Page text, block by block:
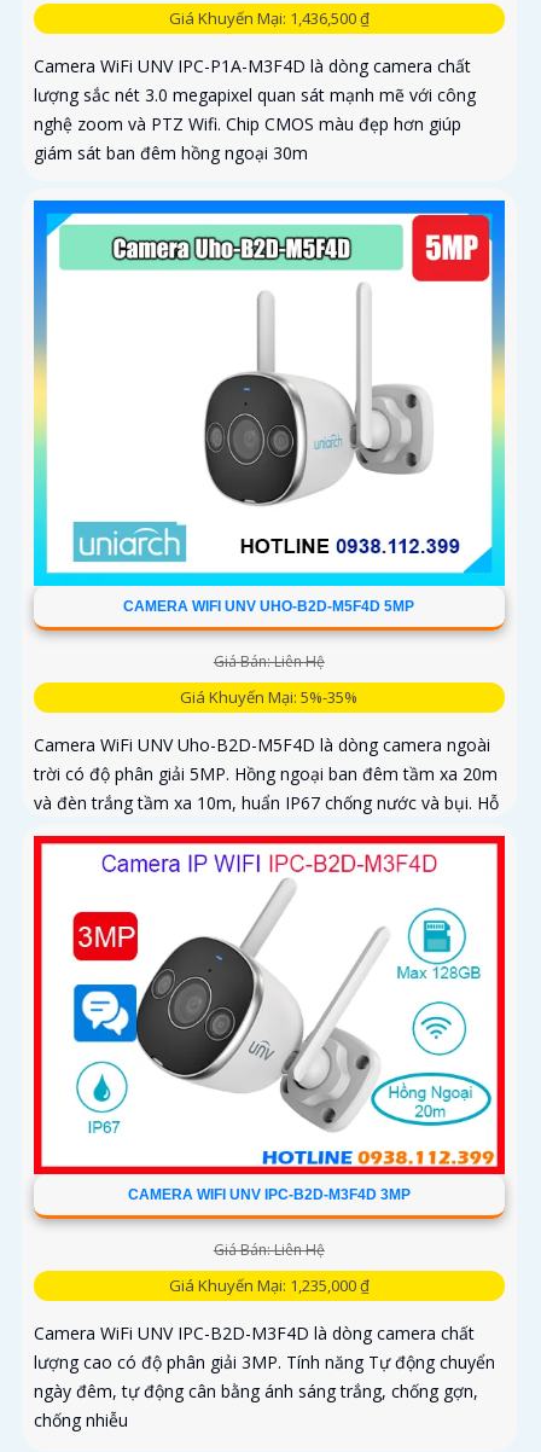
Giá Khuyến Mại: 1,436,500 ₫
Camera WiFi UNV IPC-P1A-M3F4D là dòng camera chất
lượng sắc nét 3.0 megapixel quan sát mạnh mẽ với công
nghệ zoom và PTZ Wifi. Chip CMOS màu đẹp hơn giúp
giám sát ban đêm hồng ngoại 30m
CAMERA WIFI UNV UHO-B2D-M5F4D 5MP
Giá Bán: Liên Hệ
Giá Khuyến Mại: 5%-35%
Camera WiFi UNV Uho-B2D-M5F4D là dòng camera ngoài
trời có độ phân giải 5MP. Hồng ngoại ban đêm tầm xa 20m
và đèn trắng tầm xa 10m, huẩn IP67 chống nước và bụi. Hỗ
trợ thẻ nhớ MicroSD tối đa 128GB
CAMERA WIFI UNV IPC-B2D-M3F4D 3MP
Giá Bán: Liên Hệ
Giá Khuyến Mại: 1,235,000 ₫
Camera WiFi UNV IPC-B2D-M3F4D là dòng camera chất
lượng cao có độ phân giải 3MP. Tính năng Tự động chuyển
ngày đêm, tự động cân bằng ánh sáng trắng, chống gợn,
chống nhiễu